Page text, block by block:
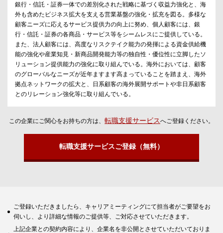
銀行・信託・証券一体での差別化された戦略に基づく収益力強化と、海
外も含めたビジネス拡大を支える営業基盤の強化・拡充を図る。多様な
顧客ニーズに応えるサービス提供力の向上に努め、個人顧客には、銀
行・信託・証券の各商品・サービス等をシームレスにご提供している。
また、法人顧客には、高度なリスクテイク能力の発揮による資金供給機
能の強化や産業知見・新商品開発能力等の独自性・優位性に立脚したソ
リューション提供能力の強化に取り組んでいる。海外においては、顧客
のグローバルなニーズが近年ますます高まっていることを踏まえ、海外
拠点ネットワークの拡大と、日系顧客の海外展開サポートや非日系顧客
とのリレーション強化等に取り組んでいる。
この企業にご関心をお持ちの方は、 転職支援サービスへご登録ください。
転職支援サービスご登録（無料）
ご登録いただきましたら、キャリアミーティングにて担当者がご要望をお
伺いし、より詳細な情報のご提供等、ご対応させていただきます。
上記企業との契約内容により、企業名を非公開とさせていただいておりま